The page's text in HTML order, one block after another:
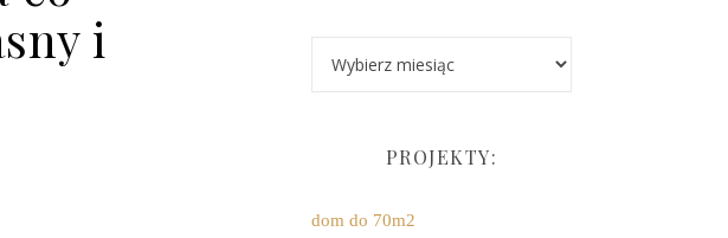
i
PROJEKTY:
dom do 70m2